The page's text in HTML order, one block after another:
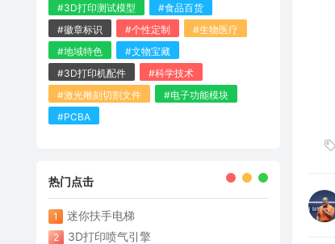
#3D打印测试模型
#食品百货
#徽章标识
#个性定制
#生物医疗
#地域特色
#文物宝藏
#3D打印机配件
#科学技术
#激光雕刻切割文件
#电子功能模块
#PCBA
热门点击
1 迷你扶手电梯
2 3D打印喷气引擎